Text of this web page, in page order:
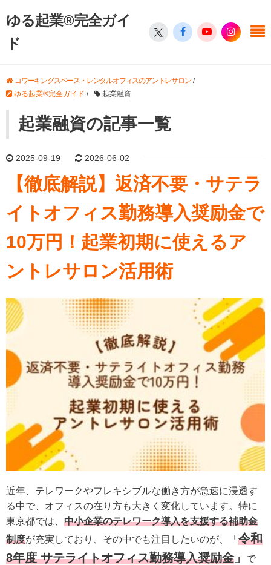
ゆる起業®完全ガイ
ド
コワーキングスペース・レンタルオフィスのアントレサロン/
ゆる起業®完全ガイド / 起業融資
起業融資の記事一覧
2025-09-19 2026-06-02
【徹底解説】返済不要・サテラ
イトオフィス勤務導入奨励金で
10万円！起業初期に使えるア
ントレサロン活用術
近年、テレワークやフレキシブルな働き方が急速に浸透す
る中で、オフィスの在り方も大きく変化しています。特に
東京都では、 中小企業のテレワーク導入を支援する補助金
制度が充実しており、その中でも注目したいのが、「 令和
8年度 サテライトオフィス勤務導入奨励金 」
で